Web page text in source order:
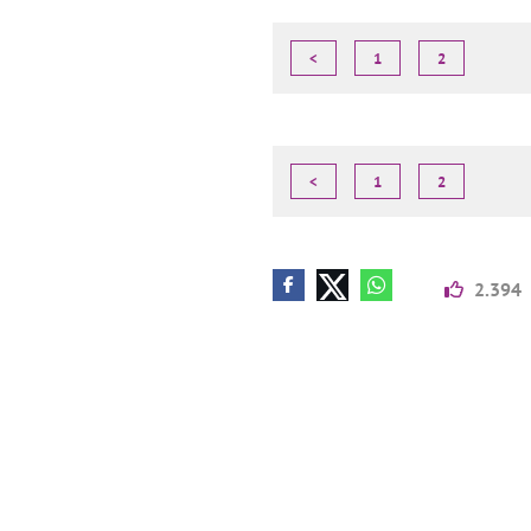
< 1 2
< 1 2
2.394